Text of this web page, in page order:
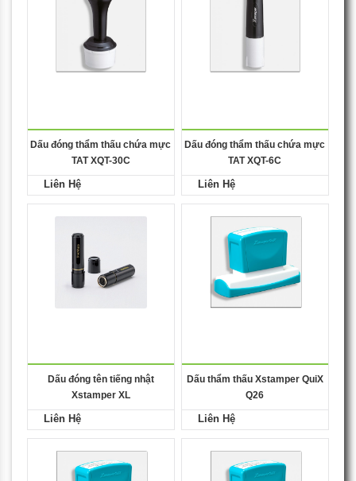
Dấu đóng thẩm thấu chứa mực
TAT XQT-30C
Liên Hệ
Dấu đóng thẩm thấu chứa mực
TAT XQT-6C
Liên Hệ
Dấu đóng tên tiếng nhật
Xstamper XL
Liên Hệ
Dấu thẩm thấu Xstamper QuiX
Q26
Liên Hệ